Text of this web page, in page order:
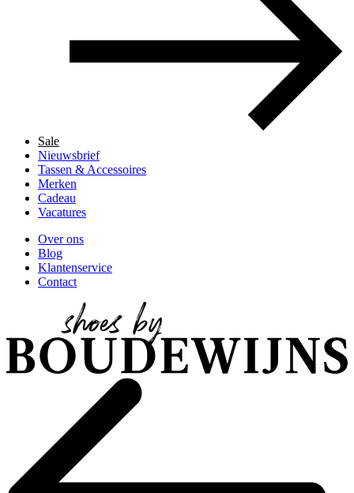
Sale
Nieuwsbrief
Tassen & Accessoires
Merken
Cadeau
Vacatures
Over ons
Blog
Klantenservice
Contact